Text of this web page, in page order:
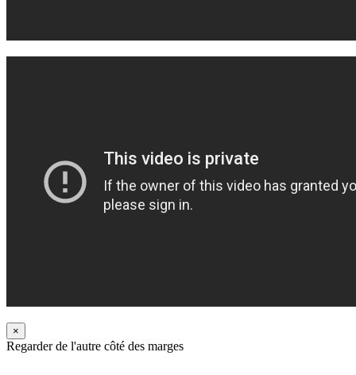
×
Regarder de l'autre côté des marges